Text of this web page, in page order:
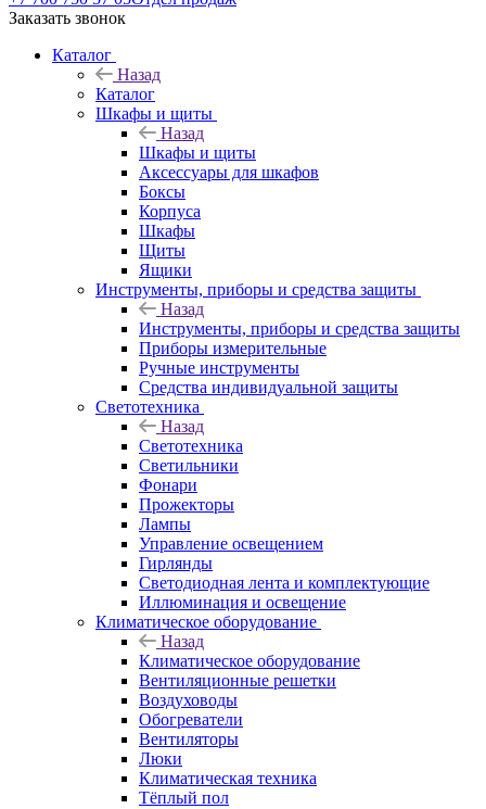
Заказать звонок
Каталог
Назад
Каталог
Шкафы и щиты
Назад
Шкафы и щиты
Аксессуары для шкафов
Боксы
Корпуса
Шкафы
Щиты
Ящики
Инструменты, приборы и средства защиты
Назад
Инструменты, приборы и средства защиты
Приборы измерительные
Ручные инструменты
Средства индивидуальной защиты
Светотехника
Назад
Светотехника
Светильники
Фонари
Прожекторы
Лампы
Управление освещением
Гирлянды
Светодиодная лента и комплектующие
Иллюминация и освещение
Климатическое оборудование
Назад
Климатическое оборудование
Вентиляционные решетки
Воздуховоды
Обогреватели
Вентиляторы
Люки
Климатическая техника
Тёплый пол